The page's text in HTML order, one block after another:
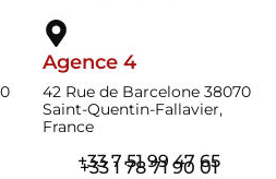
Agence 4
42 Rue de Barcelone 38070
Saint-Quentin-Fallavier,
France
+33 7 51 99 47 65
+33 1 78 71 90 01